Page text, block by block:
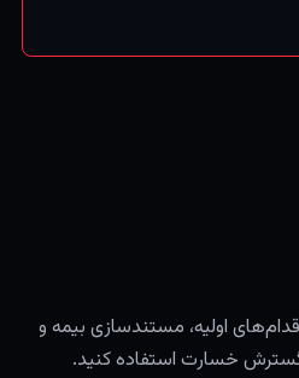
اولیه، مستندسازی بیمه و
خسارت استفاده کنید.